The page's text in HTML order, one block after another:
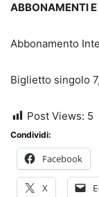
ABBONAMENTI
Abbonamento
Biglietto singolo
Post Views: 5
Condividi:
Facebook
X